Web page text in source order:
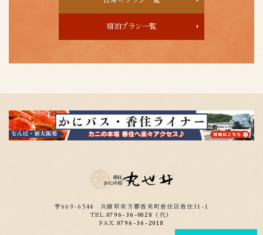
宿泊プラン一覧
〒669-6544兵庫県美方郡香美町香住区香住31-1
TEL.0796-36-0028
（代）
FAX.0796-36-2018